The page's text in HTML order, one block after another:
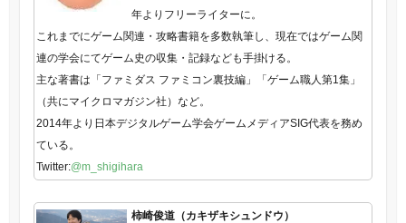
年よりフリーライターに。
これまでにゲーム関連・攻略書籍を多数執筆し、現在ではゲーム関
連の学会にてゲーム史の収集・記録なども手掛ける。
主な著書は「ファミダス ファミコン裏技編」「ゲーム職人第1集」
（共にマイクロマガジン社）など。
2014年より日本デジタルゲーム学会ゲームメディアSIG代表を務め
ている。
Twitter:@m_shigihara
柿崎俊道（カキザキシュンドウ）